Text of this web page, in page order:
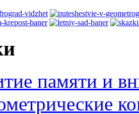
памяти и